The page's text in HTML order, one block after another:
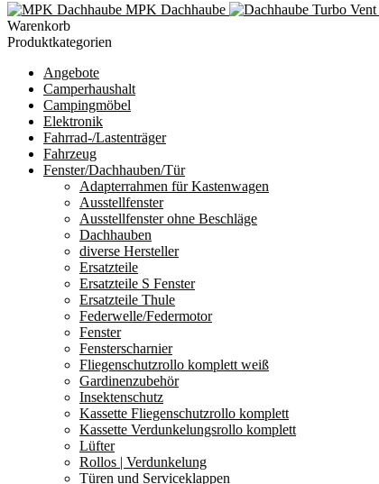
MPK Dachhaube
Warenkorb
Produktkategorien
Angebote
Camperhaushalt
Campingmöbel
Elektronik
Fahrrad-/Lastenträger
Fahrzeug
Fenster/Dachhauben/Tür
Adapterrahmen für Kastenwagen
Ausstellfenster
Ausstellfenster ohne Beschläge
Dachhauben
diverse Hersteller
Ersatzteile
Ersatzteile S Fenster
Ersatzteile Thule
Federwelle/Federmotor
Fenster
Fensterscharnier
Fliegenschutzrollo komplett weiß
Gardinenzubehör
Insektenschutz
Kassette Fliegenschutzrollo komplett
Kassette Verdunkelungsrollo komplett
Lüfter
Rollos | Verdunkelung
Türen und Serviceklappen